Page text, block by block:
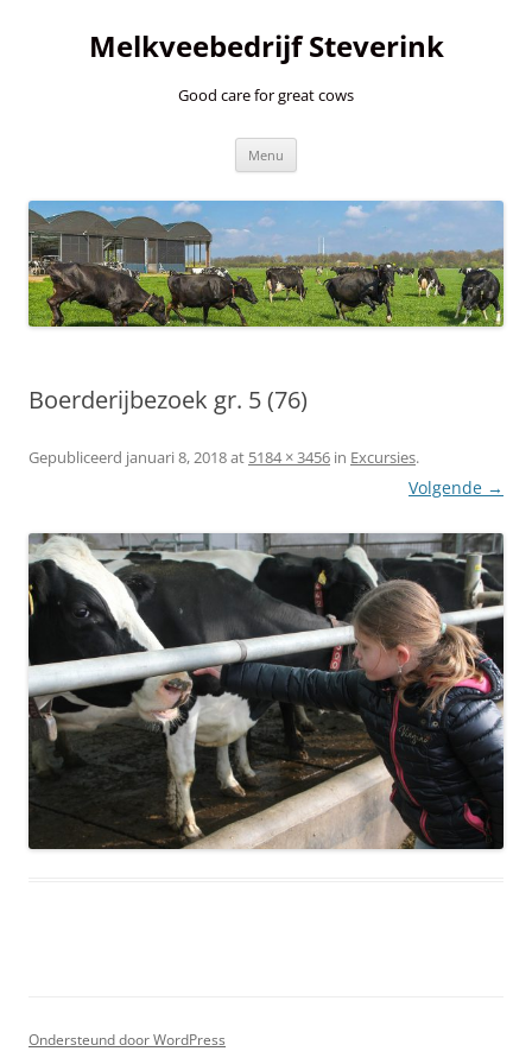
Melkveebedrijf Steverink
Good care for great cows
Menu
Boerderijbezoek gr. 5 (76)
Gepubliceerd januari 8, 2018at 5184 × 3456 in Excursies.
Volgende →
Ondersteund door WordPress